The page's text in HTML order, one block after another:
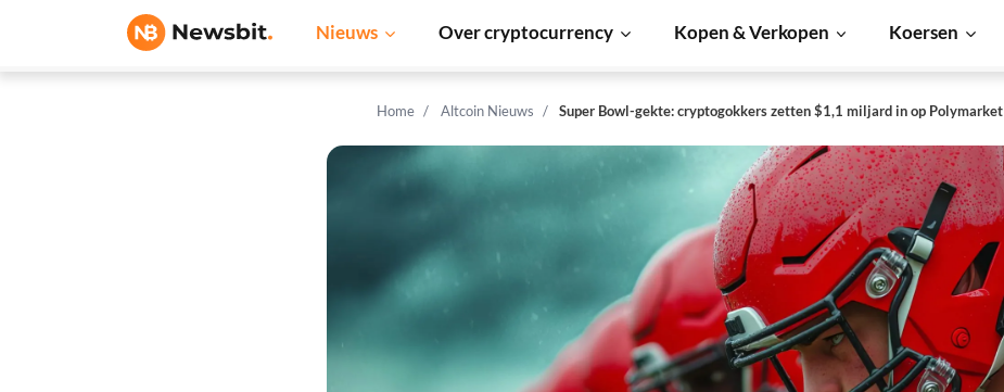
Nieuws Over cryptocurrency Kopen & Verkopen Koersen
Home Altcoin Nieuws Super Bowl-gekte: cryptogokkers zetten $1,1 miljard in op Polymarket